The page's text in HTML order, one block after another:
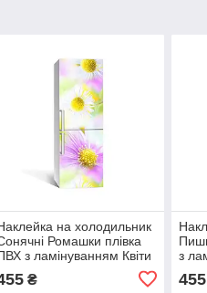
на холодильник
Ромашки плівка
з ламінуванням Квіти
Жовтий 60х180 см Happy
Z184174
₴
з
455